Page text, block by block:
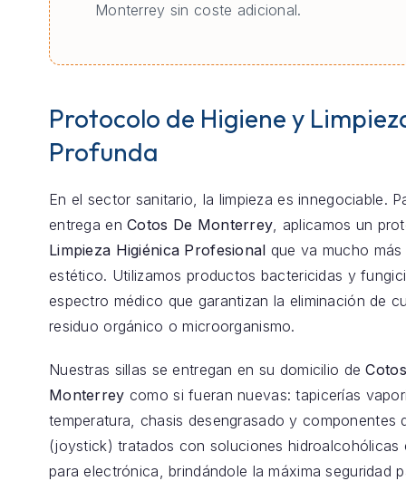
Monterrey sin coste adicional.
Protocolo de Higiene y
Profunda
En el sector sanitario, la limpieza es innegociable.
entrega enCotos De Monterrey , aplicamos un
Limpieza Higiénica Profesional que va mucho
estético. Utilizamos productos bactericidas y
espectro médico que garantizan la eliminación de
residuo orgánico o microorganismo.
Nuestras sillas se entregan en su domicilio de
Monterrey como si fueran nuevas: tapicerías
temperatura, chasis desengrasado y componentes
(joystick) tratados con soluciones hidroalcohólicas
para electrónica, brindándole la máxima seguridad